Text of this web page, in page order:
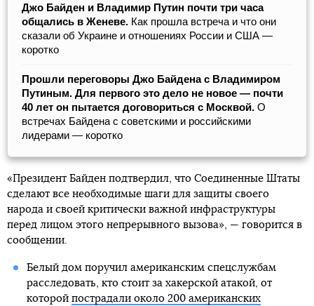
Джо Байден и Владимир Путин почти три часа
общались в Женеве. Как прошла встреча и что они
сказали об Украине и отношениях России и США —
коротко
Прошли переговоры Джо Байдена с Владимиром
Путиным. Для первого это дело не новое — почти
40 лет он пытается договориться с Москвой. О
встречах Байдена с советскими и российскими
лидерами — коротко
«Президент Байден подтвердил, что Соединенные Штаты
сделают все необходимые шаги для защиты своего
народа и своей критически важной инфраструктуры
перед лицом этого непрерывного вызова», — говорится в
сообщении.
Белый дом поручил американским спецслужбам
расследовать, кто стоит за хакерской атакой, от
которой пострадали около 200 американских